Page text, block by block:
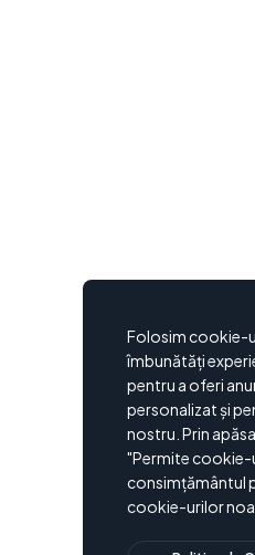
Folosim cookie-
îmbunătăți
pentru a oferi
personalizat și
nostru. Prin
"Permite cookie-
consimțământul
cookie-urilor